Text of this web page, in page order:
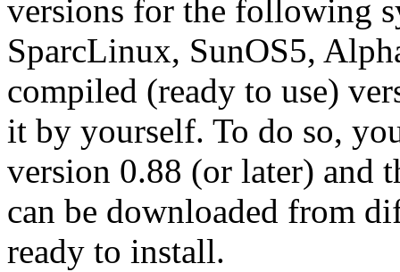
versions for the following
SparcLinux, SunOS5,
compiled (ready to use)
it by yourself. To do so,
version 0.88 (or later) and
can be downloaded from
ready to install.